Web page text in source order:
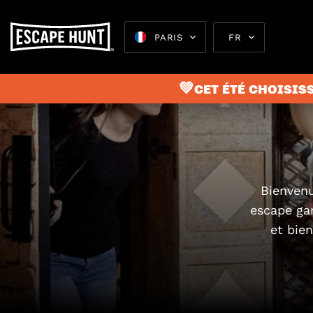
PARIS FR
Escape
💚CET ÉTÉ
escape
et